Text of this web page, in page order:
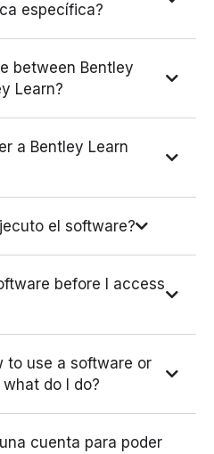
específica?
between Bentley
Learn?
a Bentley Learn
el software?
before I access
to use a software or
do I do?
cuenta para poder